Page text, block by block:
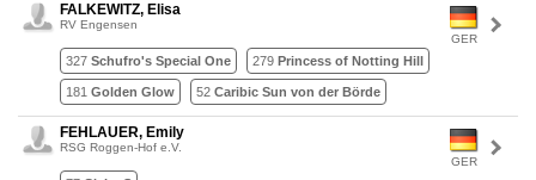
GER
FALKEWITZ, Elisa
RV Engensen
327 Schufro's Special One 279 Princess of Notting Hill
181 Golden Glow 52 Caribic Sun von der Börde
GER
FEHLAUER, Emily
RSG Roggen-Hof e.V.